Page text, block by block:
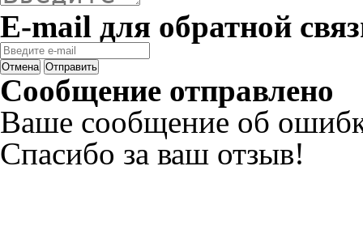
E-mail для обратной
Отмена Отправить
Сообщение отправлено
Ваше сообщение об
Спасибо за ваш отзыв!